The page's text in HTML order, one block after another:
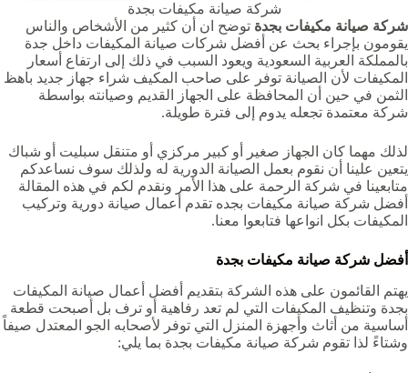
شركة صيانة مكيفات بجدة
شركة صيانة مكيفات بجدة توضح ان أن كثير من الأشخاص والناس
يقومون بإجراء بحث عن أفضل شركات صيانة المكيفات داخل جدة
بالمملكة العربية السعودية ويعود السبب في ذلك إلى ارتفاع أسعار
المكيفات لأن الصيانة توفر على صاحب المكيف شراء جهاز جديد باهظ
الثمن في حين أن المحافظة على الجهاز القديم وصيانته بواسطة
شركة معتمدة تجعله يدوم إلى فترة طويلة.
لذلك مهما كان الجهاز صغير أو كبير مركزي أو متنقل سبليت أو شباك
يتعين علينا أن نقوم بعمل الصيانة الدورية له ولذلك سوف نساعدكم
متابعينا في شركة الرحمة على هذا الأمر ونقدم لكم في هذه المقالة
أفضل شركة صيانة مكيفات بجده تقدم أعمال صيانة دورية وتركيب
المكيفات بكل انواعها فتابعوا معنا.
أفضل شركة صيانة مكيفات بجدة
يهتم القائمون على هذه الشركة بتقديم أفضل أعمال صيانة المكيفات
بجدة وتنظيف المكيفات التي لم تعد رفاهية أو ترف بل أصبحت قطعة
أساسية من أثاث وأجهزة المنزل التي توفر لأصحابه الجو المعتدل صيفاً
وشتاءً لذا تقوم شركة صيانة مكيفات بجدة بما يلي: